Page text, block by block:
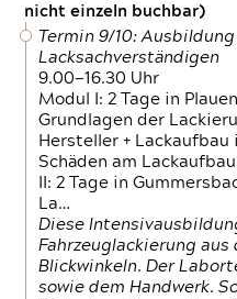
nicht einzeln buchbar)
Termin 9/10: Ausbildung
Lacksachverständigen
9.00—16.30 Uhr
Modul I: 2 Tage in
Grundlagen der
Hersteller + Lackaufbau
Schäden am
II: 2 Tage in
La…
Diese
Fahrzeuglackierung
Blickwinkeln. Der
sowie dem Handwerk.